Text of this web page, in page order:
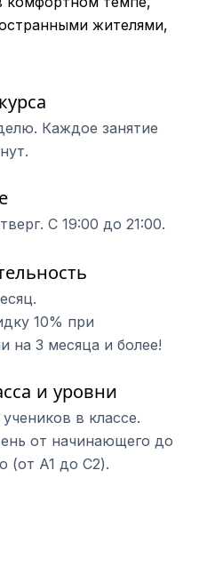
жителями,
Каждое занятие
С 19:00 до 21:00.
10% при
на 3 месяца и более!
и уровни
в классе.
от начинающего до
(от A1 до C2).